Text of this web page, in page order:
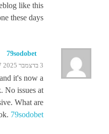
like this
these days
79sodobet
3 בדצמבר 2025 at 17:17
it's now a
No issues at
What are
79sodobet